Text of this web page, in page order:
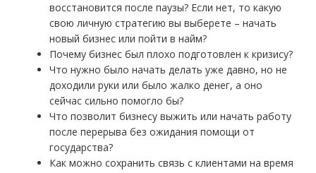
восстановится после паузы? Если нет, то какую
свою личную стратегию вы выберете – начать
новый бизнес или пойти в найм?
Почему бизнес был плохо подготовлен к кризису?
Что нужно было начать делать уже давно, но не
доходили руки или было жалко денег, а оно
сейчас сильно помогло бы?
Что позволит бизнесу выжить или начать работу
после перерыва без ожидания помощи от
государства?
Как можно сохранить связь с клиентами на время